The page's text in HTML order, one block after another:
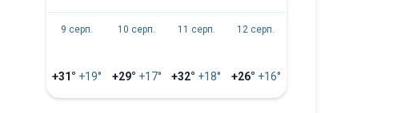
9 серп.
+31° +19°
10 серп.
+29° +17°
11 серп.
+32° +18°
12 серп.
+26° +16°